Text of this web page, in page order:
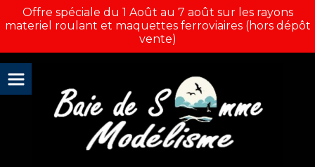
Offre spéciale du 1 Août au 7 août sur les rayons
materiel roulant et maquettes ferroviaires (hors dépôt
vente)
Panneau de gestion des cookies